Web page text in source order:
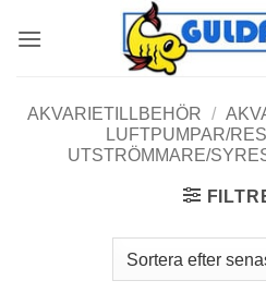
AKVARIETILLBEHÖR /
LUFTPUMPAR/
UTSTRÖMMARE/